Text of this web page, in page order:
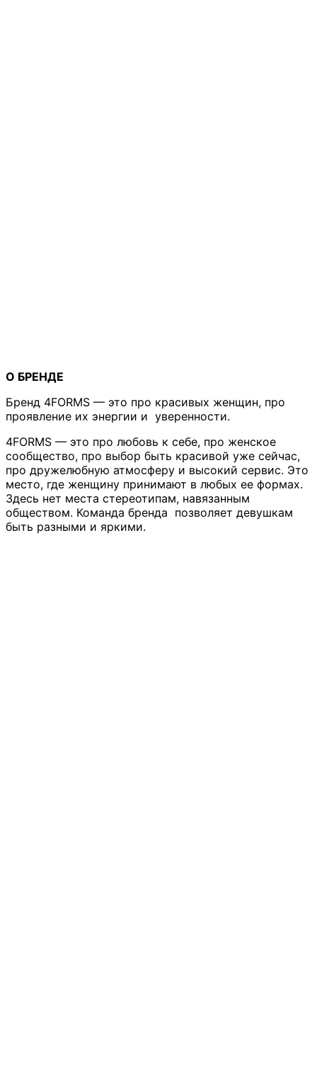
О БРЕНДЕ
Бренд 4FORMS — это про красивых женщин, про
проявление их энергии и уверенности.
4FORMS — это про любовь к себе, про женское
сообщество, про выбор быть красивой уже сейчас,
про дружелюбную атмосферу и высокий сервис. Это
место, где женщину принимают в любых ее формах.
Здесь нет места стереотипам, навязанным
обществом. Команда бренда позволяет девушкам
быть разными и яркими.